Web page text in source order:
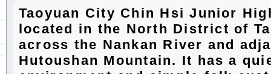
Taoyuan City Chin Hsi Junior
located in the North District of
across the Nankan River and
Hutoushan Mountain. It has a